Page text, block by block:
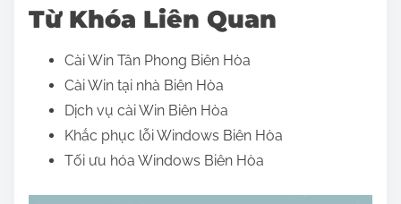
Từ Khóa Liên Quan
Cài Win Tân Phong Biên Hòa
Cài Win tại nhà Biên Hòa
Dịch vụ cài Win Biên Hòa
Khắc phục lỗi Windows Biên Hòa
Tối ưu hóa Windows Biên Hòa